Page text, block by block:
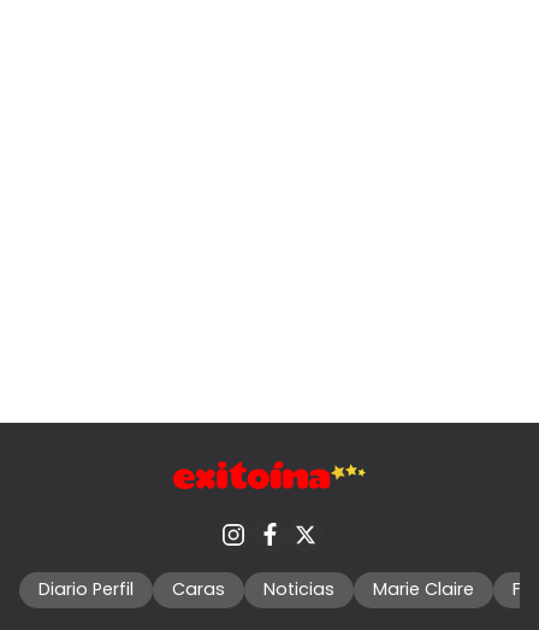
Diario Perfil Caras Noticias Marie Claire